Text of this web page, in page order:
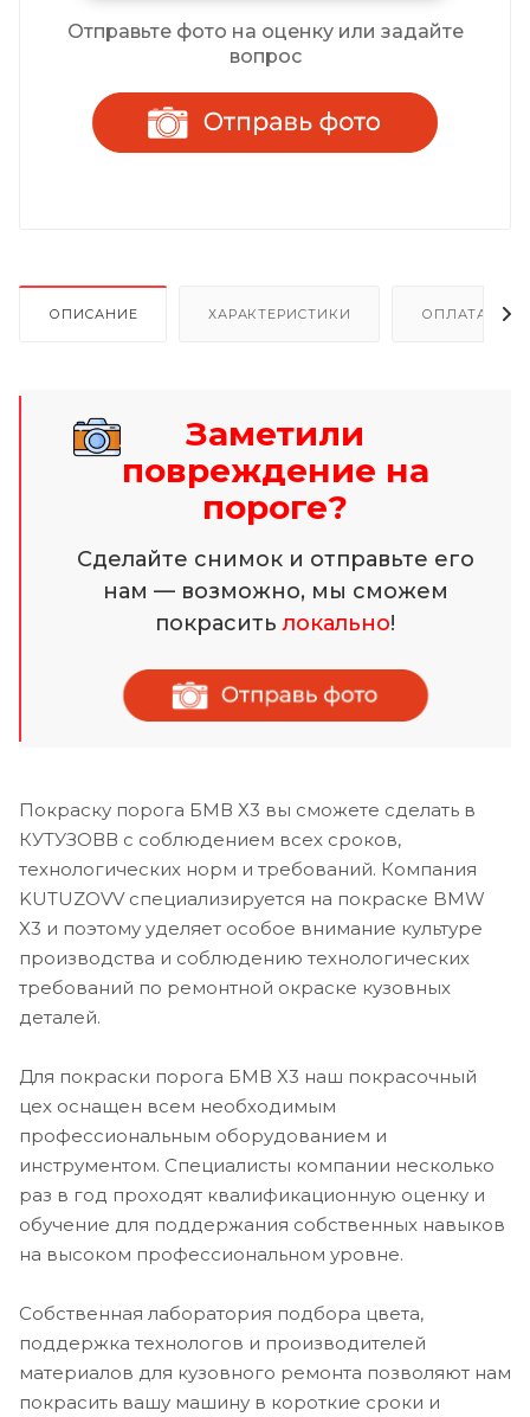
Отправьте фото на оценку или задайте
вопрос
ОПИСАНИЕ ХАРАКТЕРИСТИКИ ОПЛАТА И
Заметили
повреждение на
пороге?
Сделайте снимок и отправьте его
нам — возможно, мы сможем
покраситьлокально!
Покраску порога БМВ Х3 вы сможете сделать в
КУТУЗОВВ с соблюдением всех сроков,
технологических норм и требований. Компания
KUTUZOVV специализируется на покраске BMW
X3 и поэтому уделяет особое внимание культуре
производства и соблюдению технологических
требований по ремонтной окраске кузовных
деталей.
Для покраски порога БМВ Х3 наш покрасочный
цех оснащен всем необходимым
профессиональным оборудованием и
инструментом. Специалисты компании несколько
раз в год проходят квалификационную оценку и
обучение для поддержания собственных навыков
на высоком профессиональном уровне.
Собственная лаборатория подбора цвета,
поддержка технологов и производителей
материалов для кузовного ремонта позволяют нам
покрасить вашу машину в короткие сроки и